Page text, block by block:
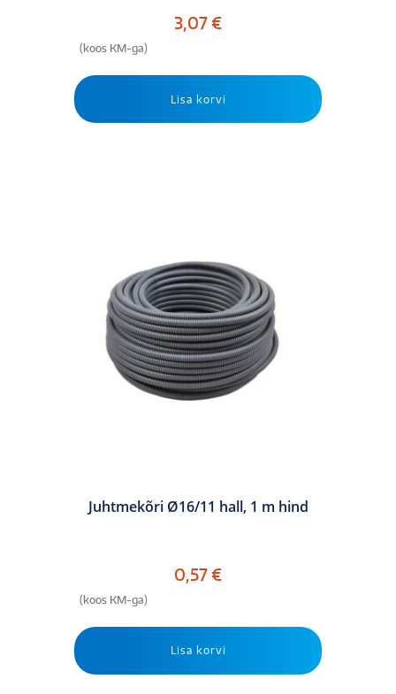
3,07€
(koos KM-ga)
Lisa korvi
Juhtmekõri Ø16/11 hall, 1 m hind
0,57€
(koos KM-ga)
Lisa korvi